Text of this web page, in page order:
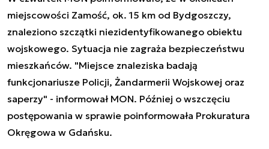
miejscowości Zamość, ok. 15 km od Bydgoszczy,
znaleziono szczątki niezidentyfikowanego obiektu
wojskowego. Sytuacja nie zagraża bezpieczeństwu
mieszkańców. "Miejsce znaleziska badają
funkcjonariusze Policji, Żandarmerii Wojskowej oraz
saperzy" - informował MON. Później o wszczęciu
postępowania w sprawie poinformowała Prokuratura
Okręgowa w Gdańsku.